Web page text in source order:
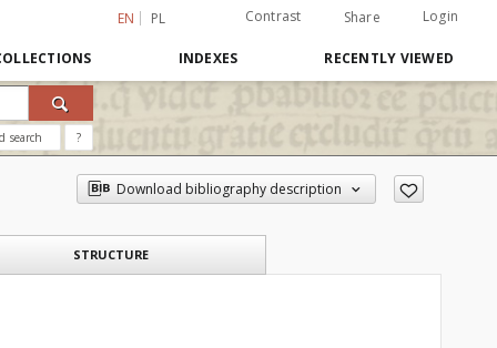
EN PL Contrast Share Login
INDEXES RECENTLY VIEWED
search ?
Download bibliography description
STRUCTURE